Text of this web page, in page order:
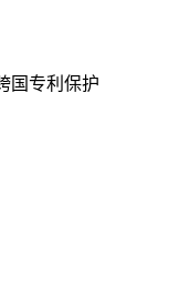
国专利保护